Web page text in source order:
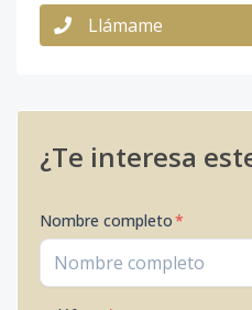
Llámame
¿Te interesa
Nombre completo*